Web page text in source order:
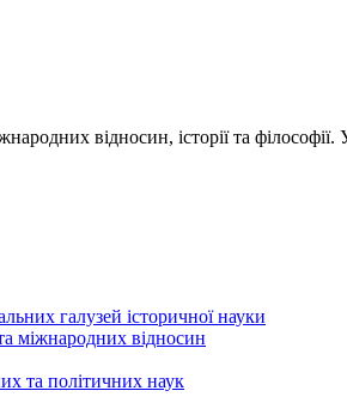
відносин, історії та філософії.
галузей історичної науки
та міжнародних відносин
та політичних наук